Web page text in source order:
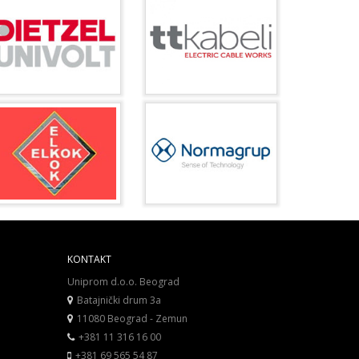
KONTAKT
Uniprom d.o.o. Beograd
Batajnički drum 3a
11080 Beograd - Zemun
+381 11 316 16 00
+381 69 565 54 87